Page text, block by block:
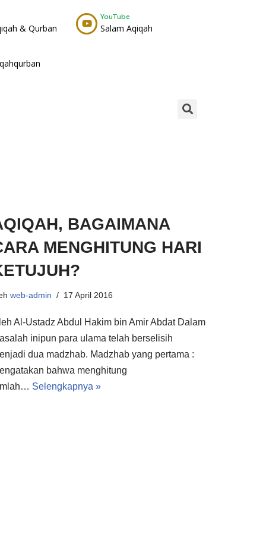
& Qurban
YouTube
Salam Aqiqah
BAGAIMANA
MENGHITUNG HARI
web-admin 17 April 2016
Al-Ustadz Abdul Hakim bin Amir Abdat Dalam
inipun para ulama telah berselisih
dua madzhab. Madzhab yang pertama :
bahwa menghitung
Selengkapnya »